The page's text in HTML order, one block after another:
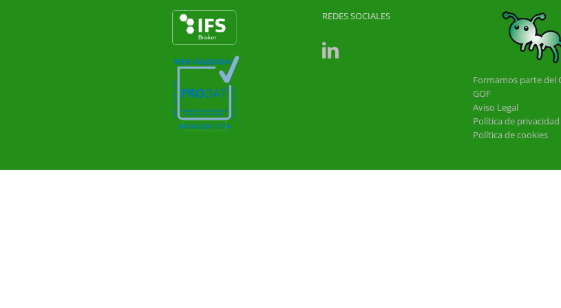
REDES SOCIALES
Formamos parte del
GOF
Aviso Legal
Política de privacidad
Política de cookies